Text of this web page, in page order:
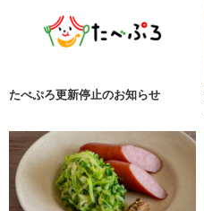
たべぷろ更新停止のお知らせ